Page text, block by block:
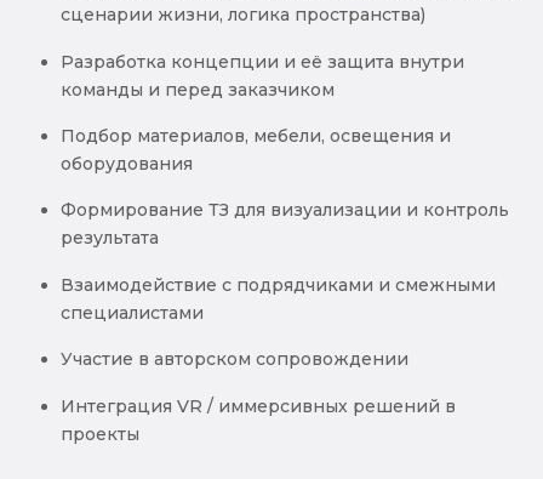
сценарии жизни, логика пространства)
Разработка концепции и её защита внутри
команды и перед заказчиком
Подбор материалов, мебели, освещения и
оборудования
Формирование ТЗ для визуализации и контроль
результата
Взаимодействие с подрядчиками и смежными
специалистами
Участие в авторском сопровождении
Интеграция VR / иммерсивных решений в
проекты